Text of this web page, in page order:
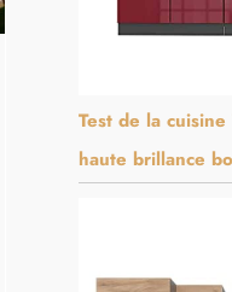
Test de la
haute brillance